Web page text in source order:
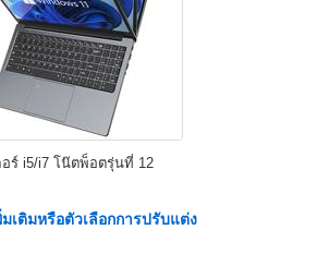
ร์ i5/i7 โน๊ตพ็อตรุ่นที่ 12
เติมหรือตัวเลือกการปรับแต่ง